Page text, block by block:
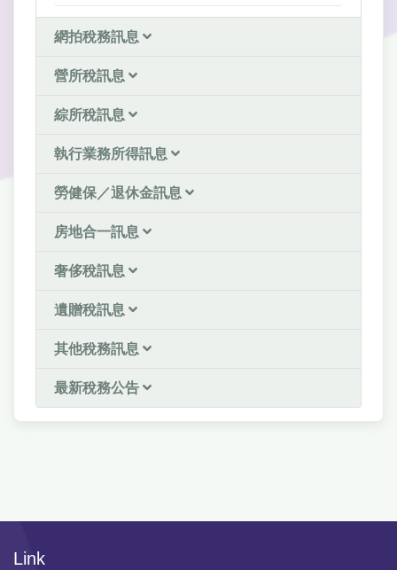
網拍稅務訊息
營所稅訊息
綜所稅訊息
執行業務所得訊息
勞健保／退休金訊息
房地合一訊息
奢侈稅訊息
遺贈稅訊息
其他稅務訊息
最新稅務公告
Link